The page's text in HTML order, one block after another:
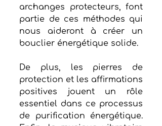
archanges protecteurs, font
partie de ces méthodes qui
nous aideront à créer un
bouclier énergétique solide.
De plus, les pierres de
protection et les affirmations
positives jouent un rôle
essentiel dans ce processus
de purification énergétique.